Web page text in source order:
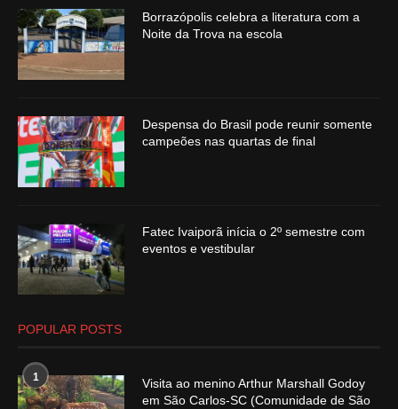
Borrazópolis celebra a literatura com a
Noite da Trova na escola
Despensa do Brasil pode reunir somente
campeões nas quartas de final
Fatec Ivaiporã inícia o 2º semestre com
eventos e vestibular
POPULAR POSTS
1
Visita ao menino Arthur Marshall Godoy
em São Carlos-SC (Comunidade de São